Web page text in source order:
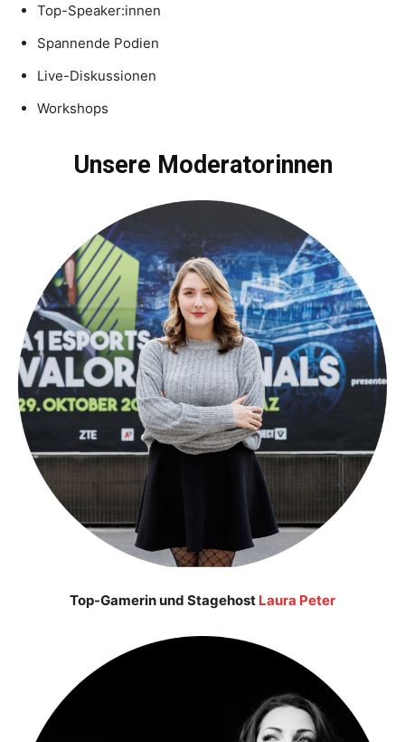
Top-Speaker:innen
Spannende Podien
Live-Diskussionen
Workshops
Unsere Moderatorinnen
Top-Gamerin und Stagehost Laura Peter